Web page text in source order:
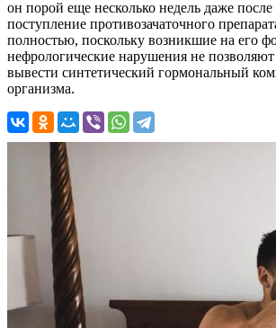
он порой еще несколько недель даже после
поступление противозачаточного
полностью, поскольку возникшие на его
нефрологические нарушения не
вывести синтетический гормональный
организма.